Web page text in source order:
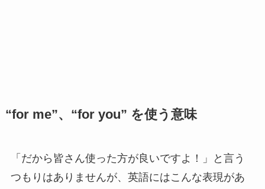
“for me”、“for you” を使う意味
「だから皆さん使った方が良いですよ！」と言う
つもりはありませんが、英語にはこんな表現があ